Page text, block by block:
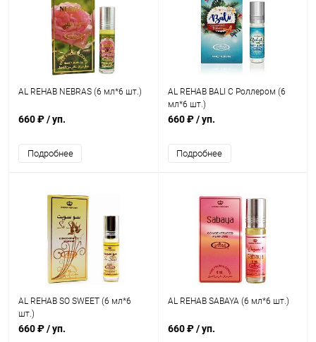
AL REHAB NEBRAS (6 мл*6 шт.)
660 ₽/ уп.
Подробнее
AL REHAB BALI С Роллером (6
мл*6 шт.)
660 ₽/ уп.
Подробнее
AL REHAB SO SWEET (6 мл*6
шт.)
660 ₽/ уп.
AL REHAB SABAYA (6 мл*6 шт.)
660 ₽/ уп.